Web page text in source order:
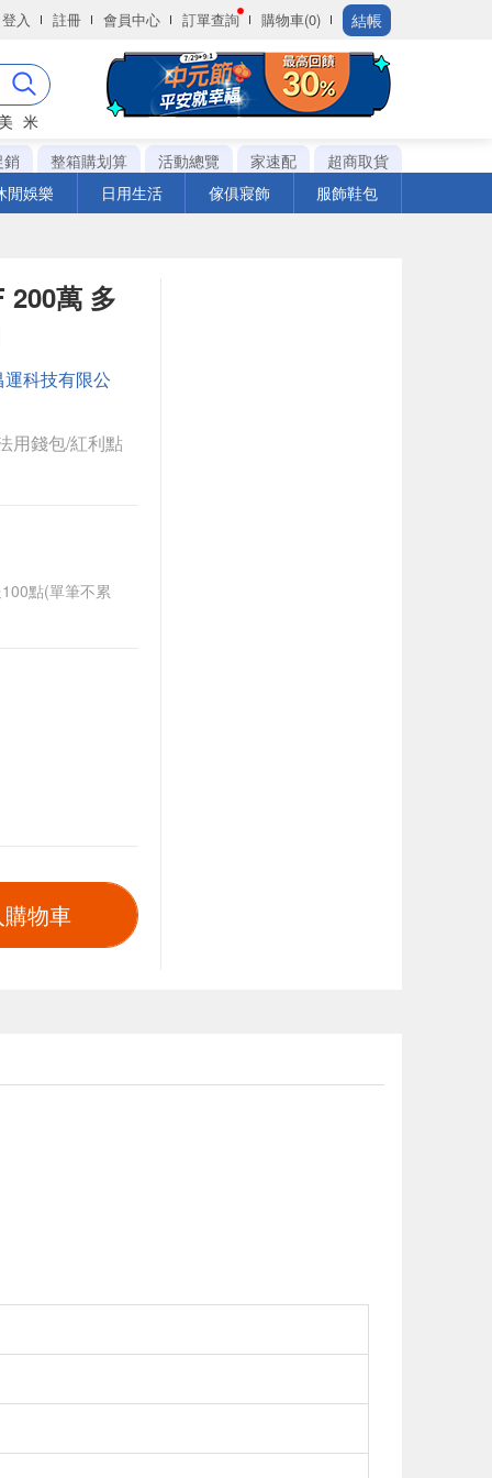
登入 註冊 會員中心 訂單查詢 購物車(0) 結帳
米
銷 整箱購划算 活動總覽 家速配
超商取貨
閒娛樂 日用生活 傢俱寢飾 服飾鞋包
200萬 多
運科技有限公
用錢包/紅利點
點(單筆不累
物車